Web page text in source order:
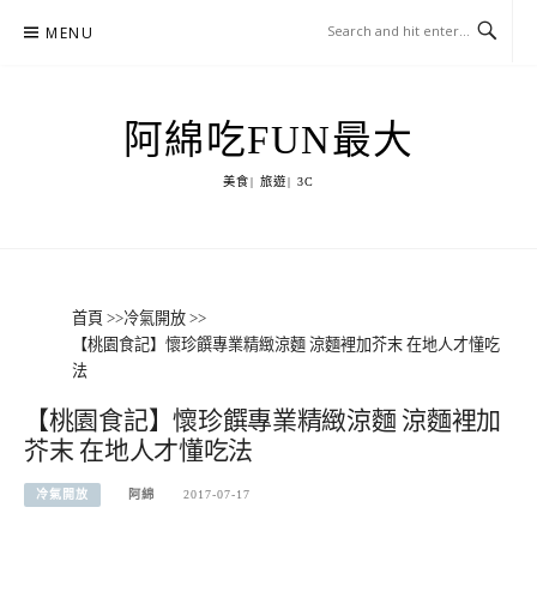
MENU
阿綿吃FUN最大
美食| 旅遊| 3C
首頁 >>冷氣開放 >>
【桃園食記】懷珍饌專業精緻涼麵 涼麵裡加芥末 在地人才懂吃
法
【桃園食記】懷珍饌專業精緻涼麵 涼麵裡加
芥末 在地人才懂吃法
冷氣開放 阿綿 2017-07-17